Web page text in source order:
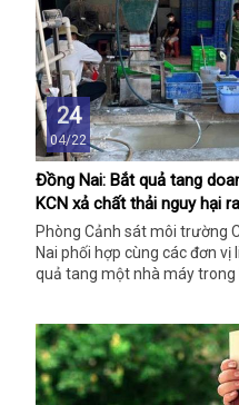
24
04/22
Đồng Nai: Bắt quả tang
KCN xả chất thải nguy hại
Phòng Cảnh sát môi trường
Nai phối hợp cùng các đơn
quả tang một nhà máy trong
không đúng quy định.